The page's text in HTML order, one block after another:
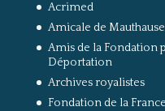
Acrimed
Amicale de
Amis de la Fondation
Déportation
Archives royalistes
Fondation de la